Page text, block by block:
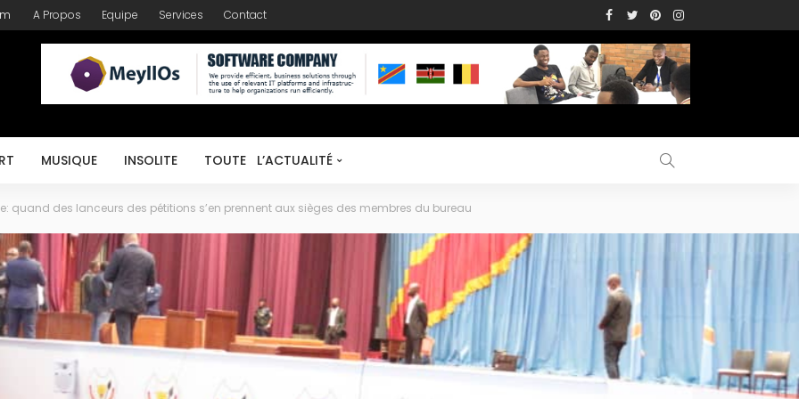
A Propos Equipe Services Contact
MUSIQUE INSOLITE TOUTE L’ACTUALITÉ
quand des lanceurs des pétitions s’en prennent aux sièges des membres du bureau